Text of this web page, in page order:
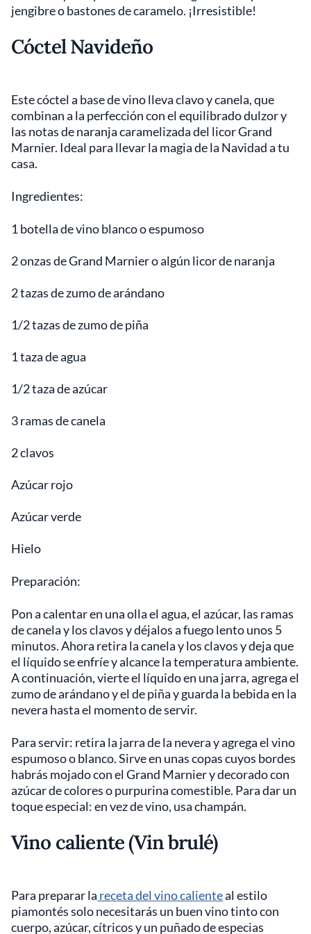
jengibre o bastones de caramelo. ¡Irresistible!
Cóctel Navideño
Este cóctel a base de vino lleva clavo y canela, que
combinan a la perfección con el equilibrado dulzor y
las notas de naranja caramelizada del licor Grand
Marnier. Ideal para llevar la magia de la Navidad a tu
casa.
Ingredientes:
1 botella de vino blanco o espumoso
2 onzas de Grand Marnier o algún licor de naranja
2 tazas de zumo de arándano
1/2 tazas de zumo de piña
1 taza de agua
1/2 taza de azúcar
3 ramas de canela
2 clavos
Azúcar rojo
Azúcar verde
Hielo
Preparación:
Pon a calentar en una olla el agua, el azúcar, las ramas
de canela y los clavos y déjalos a fuego lento unos 5
minutos. Ahora retira la canela y los clavos y deja que
el líquido se enfríe y alcance la temperatura ambiente.
A continuación, vierte el líquido en una jarra, agrega el
zumo de arándano y el de piña y guarda la bebida en la
nevera hasta el momento de servir.
Para servir: retira la jarra de la nevera y agrega el vino
espumoso o blanco. Sirve en unas copas cuyos bordes
habrás mojado con el Grand Marnier y decorado con
azúcar de colores o purpurina comestible. Para dar un
toque especial: en vez de vino, usa champán.
Vino caliente (Vin brulé)
Para preparar la receta del vino calienteal estilo
piamontés solo necesitarás un buen vino tinto con
cuerpo, azúcar, cítricos y un puñado de especias